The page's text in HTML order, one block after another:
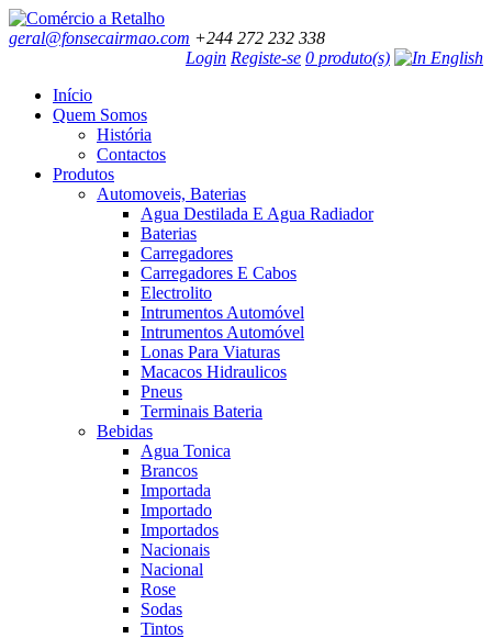
geral@fonsecairmao.com +244 272 232 338
Login Registe-se 0 produto(s)
Início
Quem Somos
História
Contactos
Produtos
Automoveis, Baterias
Agua Destilada E Agua Radiador
Baterias
Carregadores
Carregadores E Cabos
Electrolito
Intrumentos Automóvel
Intrumentos Automóvel
Lonas Para Viaturas
Macacos Hidraulicos
Pneus
Terminais Bateria
Bebidas
Agua Tonica
Brancos
Importada
Importado
Importados
Nacionais
Nacional
Rose
Sodas
Tintos